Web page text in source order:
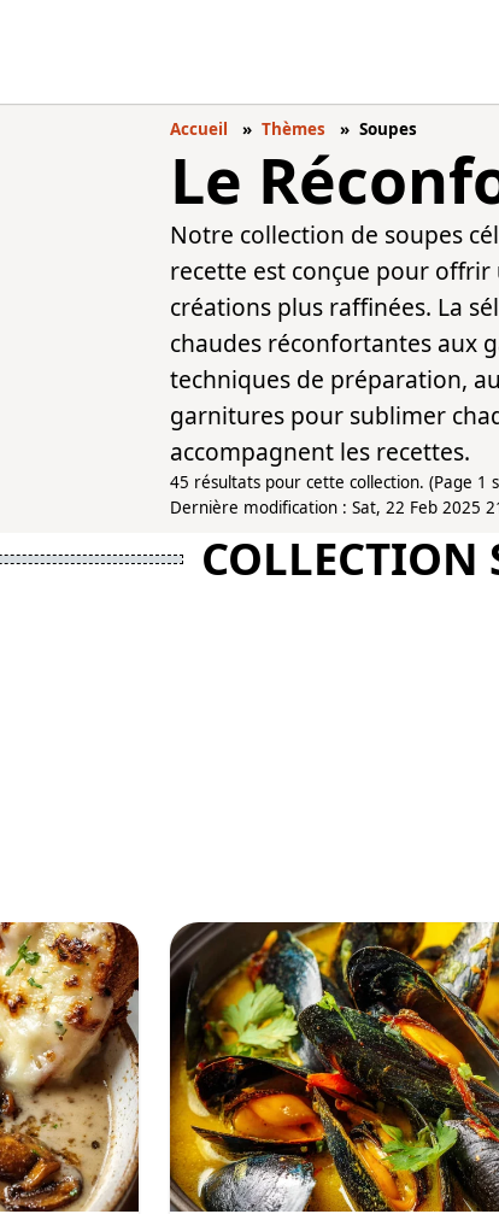
Accueil Thèmes Soupes
Le
Notre collection de soupes
recette est conçue pour
créations plus raffinées. La
chaudes réconfortantes aux
techniques de préparation,
garnitures pour sublimer
accompagnent les recettes.
45 résultats pour cette collection. (Page 1
Dernière modification : Sat, 22 Feb 2025
COLLECTION